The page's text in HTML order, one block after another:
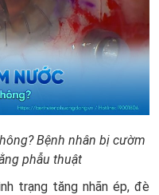
Bệnh nhân bị cườm
phẫu thuật
trạng tăng nhãn ép, đè